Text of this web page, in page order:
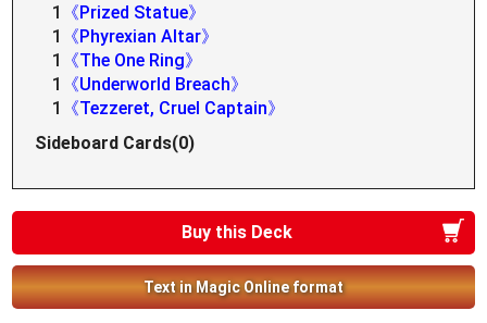
1
《Prized Statue》
1
《Phyrexian Altar》
1
《The One Ring》
1
《Underworld Breach》
1
《Tezzeret, Cruel Captain》
Sideboard Cards(0)
Buy this Deck
Text in Magic Online format